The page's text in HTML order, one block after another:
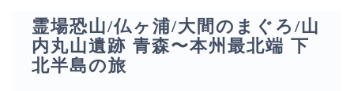
霊場恐山/仏ヶ浦/大間のまぐろ/山
内丸山遺跡 青森〜本州最北端 下
北半島の旅